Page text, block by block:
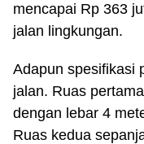
mencapai Rp 363
jalan lingkungan.
Adapun spesifikasi
jalan. Ruas
dengan lebar 4
Ruas kedua